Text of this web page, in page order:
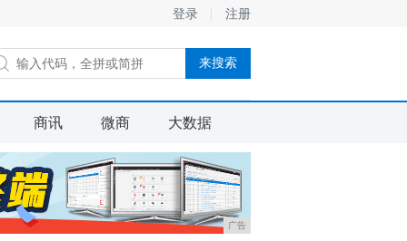
登录 注册
商讯 微商 大数据
广告